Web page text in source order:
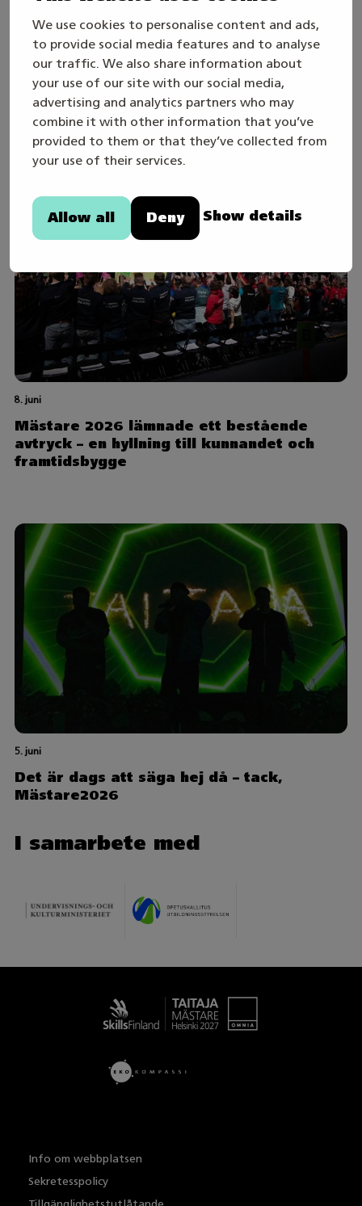
We use cookies to personalise content and ads,
to provide social media features and to analyse
our traffic. We also share information about
your use of our site with our social media,
advertising and analytics partners who may
combine it with other information that you’ve
provided to them or that they’ve collected from
your use of their services.
Allow all Deny Show details
30. juli
Skills Games 2027-året inleds – följ den
direktsända öppningssändningen
onsdagen den 19.8
8. juni
Mästare 2026 lämnade ett bestående
avtryck – en hyllning till kunnandet och
framtidsbygge
5. juni
Det är dags att säga hej då – tack,
Mästare2026
I samarbete med
Info om webbplatsen
Sekretesspolicy